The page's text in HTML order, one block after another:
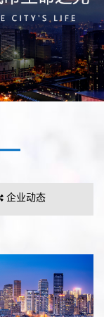
企业动态